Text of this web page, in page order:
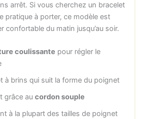
arrêt. Si vous cherchez un bracelet
pratique à porter, ce modèle est
confortable du matin jusqu’au soir.
coulissante pour régler le
à brins qui suit la forme du poignet
grâce au cordon souple
à la plupart des tailles de poignet